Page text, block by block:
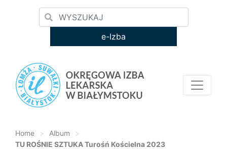
e-Izba
Home > Album
>
TU ROŚNIE SZTUKA Turośń Kościelna 2023